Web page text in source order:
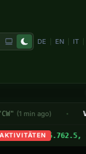
DE EN IT
31/2026 – 32. KW —
(1 min ago)
• ISS · 145.800
JB-112 강천산
US-7222 Rocky Lake
AKTIVITÄTEN145.762.5, -